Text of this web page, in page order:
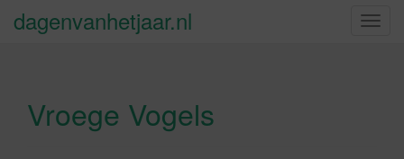
S
dagenvanhetjaar.nl
Vroege Vogels